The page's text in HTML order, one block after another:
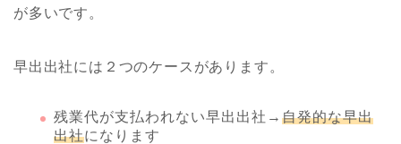
が多いです。
早出出社には２つのケースがあります。
残業代が支払われない早出出社→ 自発的な早出
出社になります